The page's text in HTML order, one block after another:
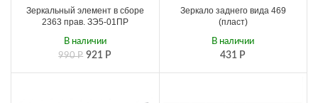
Зеркальный элемент в сборе
2363 прав. ЗЭ5-01ПР
990Р 921 Р
В наличии
Зеркало заднего вида 469
(пласт)
431 Р
В наличии